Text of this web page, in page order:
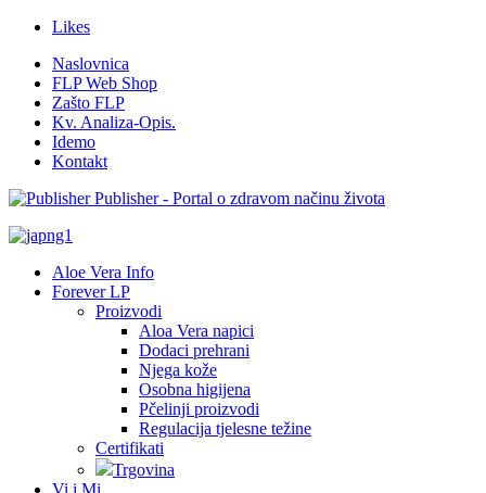
Likes
Naslovnica
FLP Web Shop
Zašto FLP
Kv. Analiza-Opis.
Idemo
Kontakt
Publisher - Portal o zdravom načinu života
Aloe Vera Info
Forever LP
Proizvodi
Aloa Vera napici
Dodaci prehrani
Njega kože
Osobna higijena
Pčelinji proizvodi
Regulacija tjelesne težine
Certifikati
Trgovina
Vi i Mi